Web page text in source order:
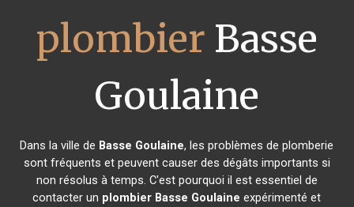
plombier Basse
Goulaine
Dans la ville de Basse Goulaine, les problèmes de plomberie
sont fréquents et peuvent causer des dégâts importants si
non résolus à temps. C'est pourquoi il est essentiel de
contacter un plombier Basse Goulaine expérimenté et